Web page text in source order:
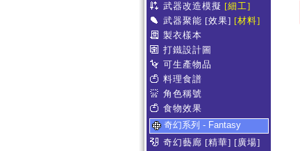
武器改造模擬 [細工]
武器聚能 [效果] [材料]
製衣樣本
打鐵設計圖
可生產物品
料理食譜
角色稱號
食物效果
奇幻系列 - Fantasy
奇幻藝廊 [精華] [廣場]